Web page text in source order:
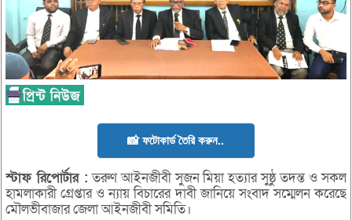
📸 ফটোকার্ড তৈরি করুন..
স্টাফরিপোর্টার : তরুণ আইনজীবী সুজন মিয়া হত্যার সুষ্ঠু তদন্ত ও সকল
হামলাকারী গ্রেপ্তার ও ন্যায় বিচারের দাবী জানিয়ে সংবাদ সম্মেলন করেছে
মৌলভীবাজার জেলা আইনজীবী সমিতি।